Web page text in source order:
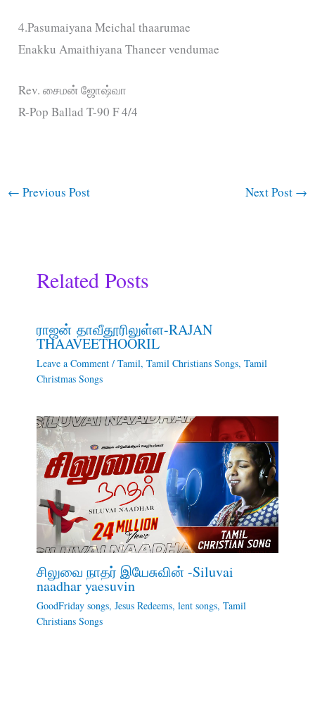
4.Pasumaiyana Meichal thaarumae
Enakku Amaithiyana Thaneer vendumae
Rev. சைமன் ஜோஷ்வா
R-Pop Ballad T-90 F 4/4
← Previous Post Next Post →
Related Posts
ராஜன் தாவீதூரிலுள்ள-RAJAN
THAAVEETHOORIL
Leave a Comment / Tamil, Tamil Christians Songs, Tamil
Christmas Songs
சிலுவை நாதர் இயேசுவின் -Siluvai
naadhar yaesuvin
GoodFriday songs, Jesus Redeems, lent songs, Tamil
Christians Songs